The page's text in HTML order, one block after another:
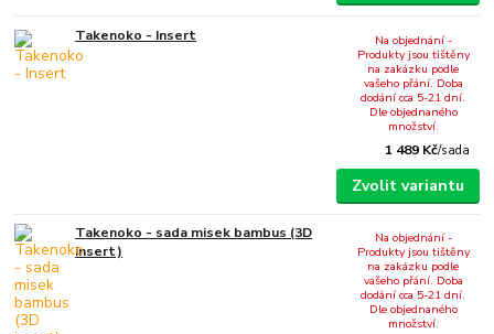
Takenoko - Insert
1 489 Kč/sada
Na objednání -
Produkty jsou tištěny
na zakázku podle
vašeho přání. Doba
dodání cca 5-21 dní.
Dle objednaného
množství.
Zvolit variantu
Takenoko - sada misek bambus (3D
insert)
Na objednání -
Produkty jsou tištěny
na zakázku podle
vašeho přání. Doba
dodání cca 5-21 dní.
Dle objednaného
množství.